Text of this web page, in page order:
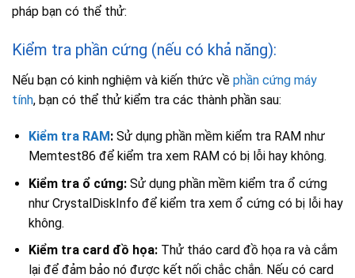
pháp bạn có thể thử:
Kiểm tra phần cứng (nếu có khả năng):
Nếu bạn có kinh nghiệm và kiến thức về phần cứng máy
tính, bạn có thể thử kiểm tra các thành phần sau:
Kiểm tra RAM:Sử dụng phần mềm kiểm tra RAM như
Memtest86 để kiểm tra xem RAM có bị lỗi hay không.
Kiểm tra ổ cứng:Sử dụng phần mềm kiểm tra ổ cứng
như CrystalDiskInfo để kiểm tra xem ổ cứng có bị lỗi hay
không.
Kiểm tra card đồ họa:Thử tháo card đồ họa ra và cắm
lại để đảm bảo nó được kết nối chắc chắn. Nếu có card